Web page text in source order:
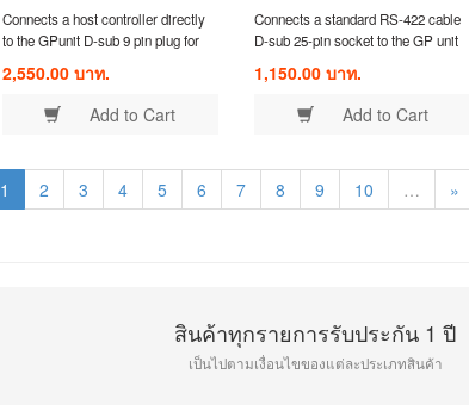
Connects a host controller directly
to the GPunit D-sub 9 pin plug for
2,550.00 บาท.
Add to Cart
Connects a standard RS-422 cable
D-sub 25-pin socket to the GP unit
1,150.00 บาท.
Add to Cart
1 2 3 4 5 6 7 8 9 10 … »
สินค้าทุกรายการรับประกัน 1 ปี
เป็นไปตามเงื่อนไขของแต่ละประเภทสินค้า